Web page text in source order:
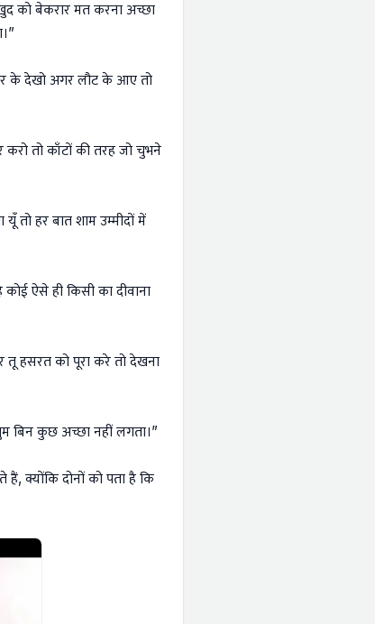
को बेकरार मत करना अच्छा
के देखो अगर लौट के आए तो
तो काँटों की तरह जो चुभने
तो हर बात शाम उम्मीदों में
ऐसे ही किसी का दीवाना
हसरत को पूरा करे तो देखना
बिन कुछ अच्छा नहीं लगता।”
क्योंकि दोनों को पता है कि